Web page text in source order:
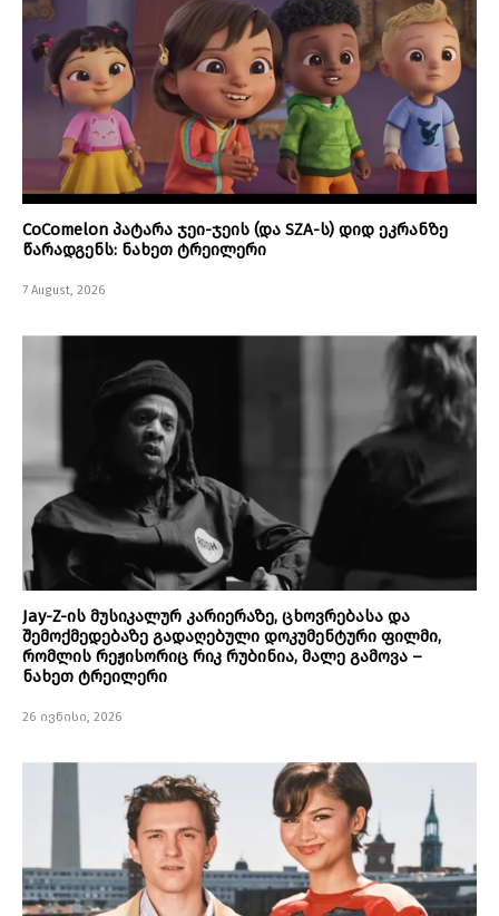
CoComelon პატარა ჯეი-ჯეის (და SZA-ს) დიდ ეკრანზე
წარადგენს: ნახეთ ტრეილერი
7 August, 2026
Jay-Z-ის მუსიკალურ კარიერაზე, ცხოვრებასა და
შემოქმედებაზე გადაღებული დოკუმენტური ფილმი,
რომლის რეჟისორიც რიკ რუბინია, მალე გამოვა –
ნახეთ ტრეილერი
26 ივნისი, 2026